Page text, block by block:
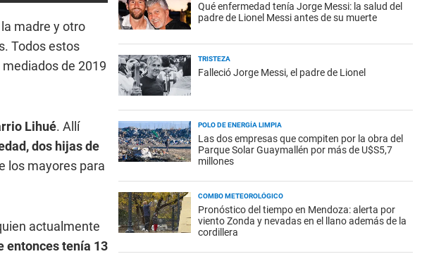
madre y otro
Todos estos
de 2019
Lihué. Allí
dos hijas de
los mayores para
actualmente
entonces tenía 13
Qué enfermedad tenía Jorge Messi: la salud del
padre de Lionel Messi antes de su muerte
TRISTEZA
Falleció Jorge Messi, el padre de Lionel
POLO DE ENERGÍA LIMPIA
Las dos empresas que compiten por la obra del
Parque Solar Guaymallén por más de U$S5,7
millones
COMBO METEOROLÓGICO
Pronóstico del tiempo en Mendoza: alerta por
viento Zonda y nevadas en el llano además de la
cordillera